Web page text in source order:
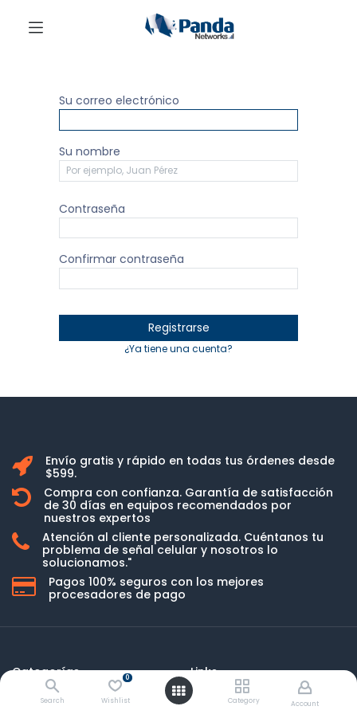
Search
0
Wishlist Category Account
Su correo electrónico
Su nombre
Contraseña
Confirmar contraseña
Registrarse
¿Ya tiene una cuenta?
Envío gratis y rápido en todas tus órdenes desde
$599.
Compra con confianza. Garantía de satisfacción
de 30 días en equipos recomendados por
nuestros expertos
Atención al cliente personalizada. Cuéntanos tu
problema de señal celular y nosotros lo
solucionamos."
Pagos 100% seguros con los mejores
procesadores de pago
Categorías
Amplificadores de señal
Links